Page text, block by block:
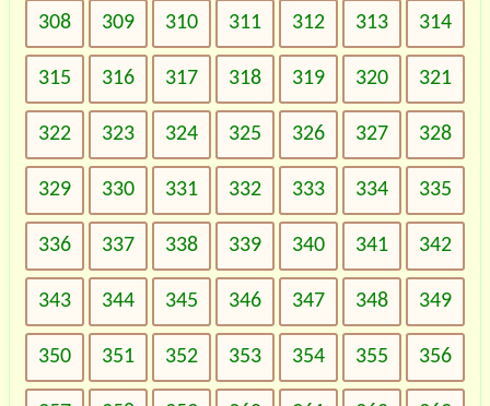
308 309 310 311 312 313 314
315 316 317 318 319 320 321
322 323 324 325 326 327 328
329 330 331 332 333 334 335
336 337 338 339 340 341 342
343 344 345 346 347 348 349
350 351 352 353 354 355 356